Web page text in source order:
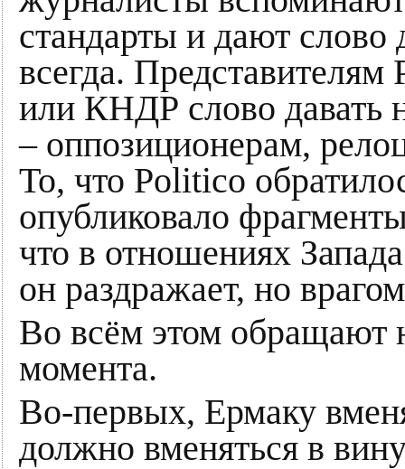
стандарты и дают слово
всегда.
или КНДР слово давать
– оппозиционерам,
То, что Politico
опубликовало
что в отношениях
он раздражает, но
Во всём этом обращают
момента.
Во-первых, Ермаку
должно вменяться в